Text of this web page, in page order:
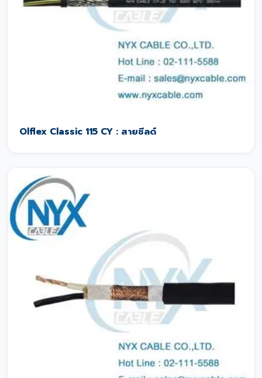
Olflex Classic 115 CY : สายชีลด์